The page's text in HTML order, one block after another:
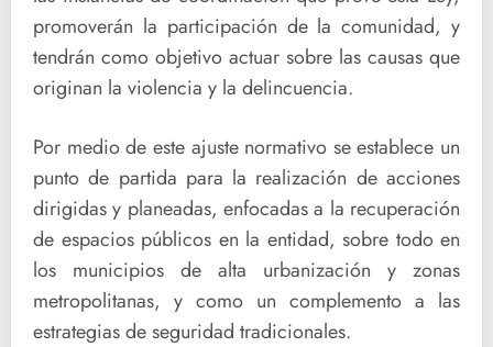
promoverán la participación de la comunidad, y
tendrán como objetivo actuar sobre las causas que
originan la violencia y la delincuencia.
Por medio de este ajuste normativo se establece un
punto de partida para la realización de acciones
dirigidas y planeadas, enfocadas a la recuperación
de espacios públicos en la entidad, sobre todo en
los municipios de alta urbanización y zonas
metropolitanas, y como un complemento a las
estrategias de seguridad tradicionales.